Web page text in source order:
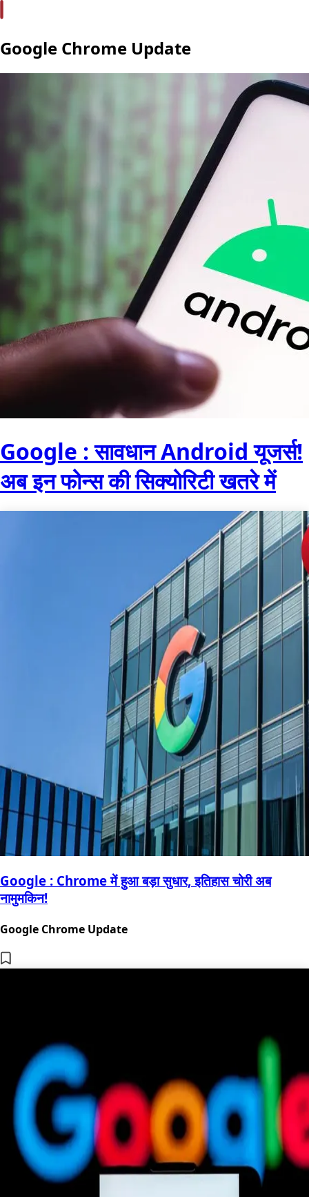
Google Chrome Update
Google : सावधान Android यूजर्स!
अब इन फोन्स की सिक्योरिटी खतरे में
Google : Chrome में हुआ बड़ा सुधार, इतिहास चोरी अब
नामुमकिन!
Google Chrome Update